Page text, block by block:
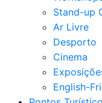
Stand-up
Ar Livre
Desporto
Cinema
English-